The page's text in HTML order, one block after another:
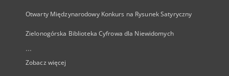
Otwarty Międzynarodowy Konkurs na Rysunek Satyryczny
Zielonogórska Biblioteka Cyfrowa dla Niewidomych
...
Zobacz więcej